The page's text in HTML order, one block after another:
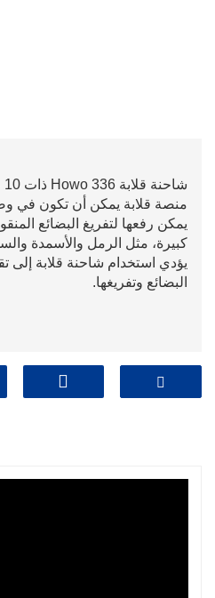
منصة قلابة يمكن أن تكون في
يمكن رفعها لتفريغ البضائع
كبيرة، مثل الرمل والأسمدة
يؤدي استخدام شاحنة قلابة إلى
البضائع وتفريغها.